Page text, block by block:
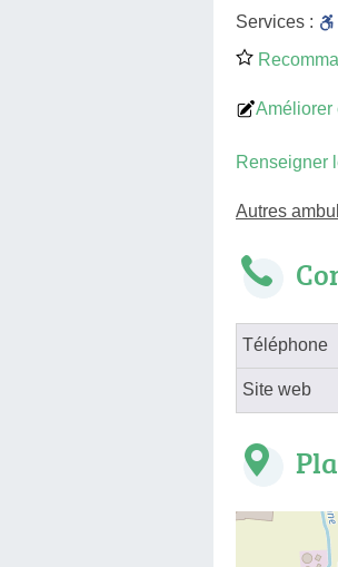
Services :
Améliorer
Renseigner
Autres
Téléphone
Site web